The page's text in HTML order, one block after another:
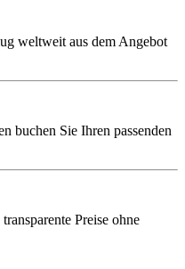
weltweit aus dem Angebot
buchen Sie Ihren passenden
Preise ohne